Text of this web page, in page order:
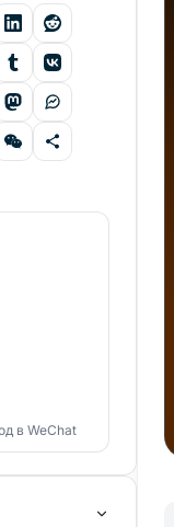
в WeChat